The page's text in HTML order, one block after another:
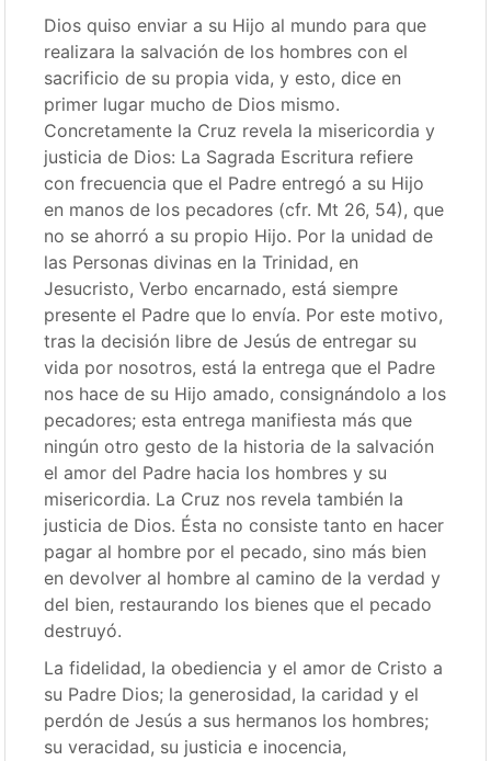
Dios quiso enviar a su Hijo al mundo para que
realizara la salvación de los hombres con el
sacrificio de su propia vida, y esto, dice en
primer lugar mucho de Dios mismo.
Concretamente la Cruz revela la misericordia y
justicia de Dios: La Sagrada Escritura refiere
con frecuencia que el Padre entregó a su Hijo
en manos de los pecadores (cfr. Mt 26, 54), que
no se ahorró a su propio Hijo. Por la unidad de
las Personas divinas en la Trinidad, en
Jesucristo, Verbo encarnado, está siempre
presente el Padre que lo envía. Por este motivo,
tras la decisión libre de Jesús de entregar su
vida por nosotros, está la entrega que el Padre
nos hace de su Hijo amado, consignándolo a los
pecadores; esta entrega manifiesta más que
ningún otro gesto de la historia de la salvación
el amor del Padre hacia los hombres y su
misericordia. La Cruz nos revela también la
justicia de Dios. Ésta no consiste tanto en hacer
pagar al hombre por el pecado, sino más bien
en devolver al hombre al camino de la verdad y
del bien, restaurando los bienes que el pecado
destruyó.
La fidelidad, la obediencia y el amor de Cristo a
su Padre Dios; la generosidad, la caridad y el
perdón de Jesús a sus hermanos los hombres;
su veracidad, su justicia e inocencia,